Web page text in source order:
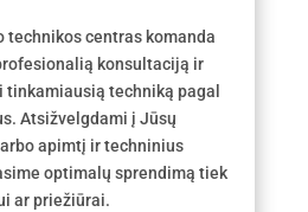
technikos centras komanda
konsultaciją ir
techniką pagal
Atsižvelgdami į Jūsų
apimtį ir techninius
optimalų sprendimą tiek
ar priežiūrai.